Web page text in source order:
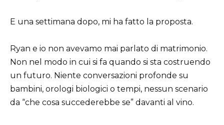
E una settimana dopo, mi ha fatto la proposta.
Ryan e io non avevamo mai parlato di matrimonio.
Non nel modo in cui si fa quando si sta costruendo
un futuro. Niente conversazioni profonde su
bambini, orologi biologici o tempi, nessun scenario
da “che cosa succederebbe se” davanti al vino.